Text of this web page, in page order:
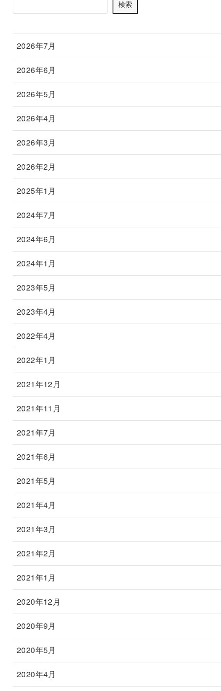
検索
2026年7月
2026年6月
2026年5月
2026年4月
2026年3月
2026年2月
2025年1月
2024年7月
2024年6月
2024年1月
2023年5月
2023年4月
2022年4月
2022年1月
2021年12月
2021年11月
2021年7月
2021年6月
2021年5月
2021年4月
2021年3月
2021年2月
2021年1月
2020年12月
2020年9月
2020年5月
2020年4月